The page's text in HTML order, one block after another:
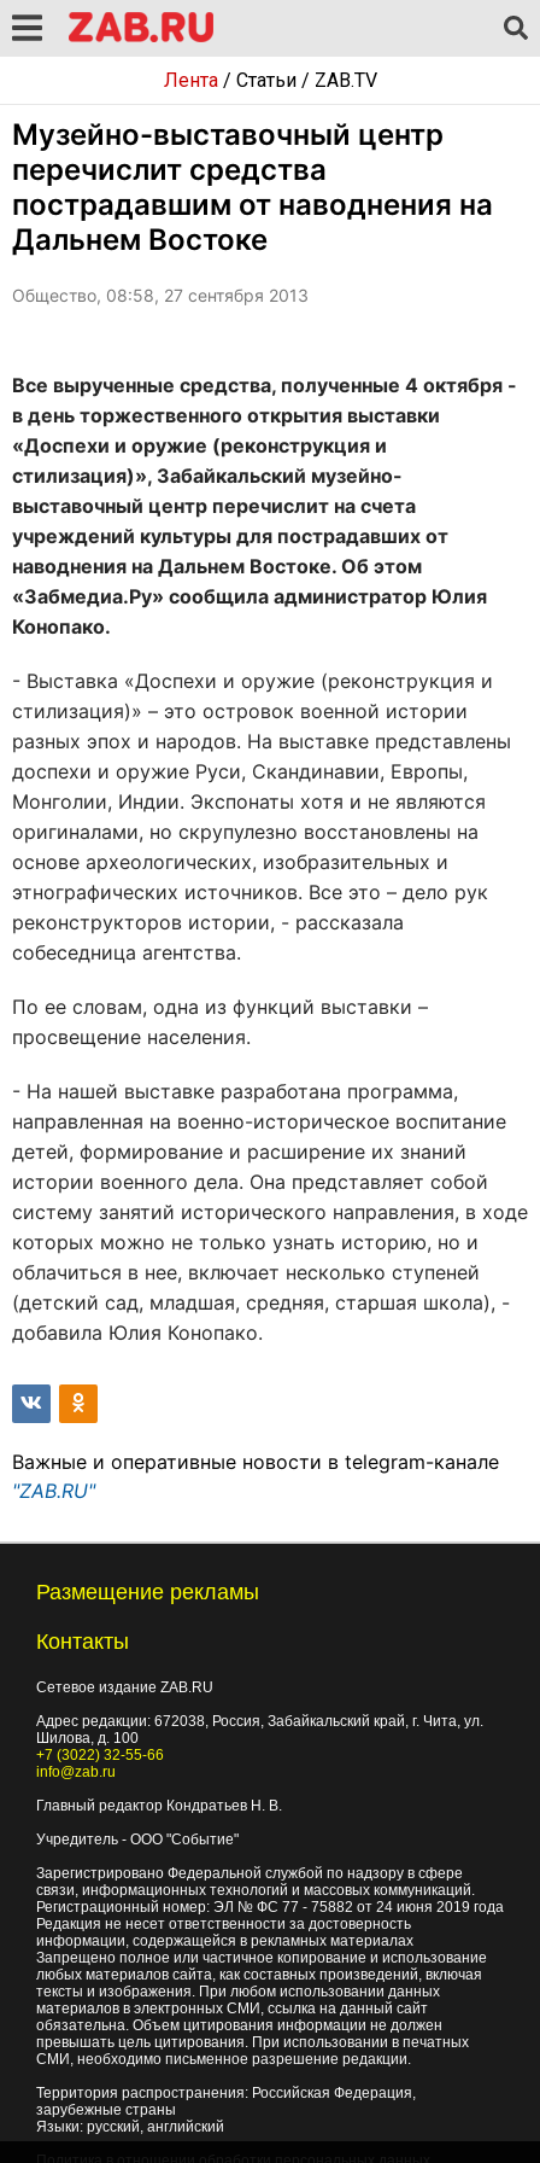
Лента/ Статьи/ ZAB.TV
Музейно-выставочный центр
перечислит средства
пострадавшим от наводнения на
Дальнем Востоке
Общество, 08:58, 27 сентября 2013
Все вырученные средства, полученные 4 октября -
в день торжественного открытия выставки
«Доспехи и оружие (реконструкция и
стилизация)», Забайкальский музейно-
выставочный центр перечислит на счета
учреждений культуры для пострадавших от
наводнения на Дальнем Востоке. Об этом
«Забмедиа.Ру» сообщила администратор Юлия
Конопако.
- Выставка «Доспехи и оружие (реконструкция и
стилизация)» – это островок военной истории
разных эпох и народов. На выставке представлены
доспехи и оружие Руси, Скандинавии, Европы,
Монголии, Индии. Экспонаты хотя и не являются
оригиналами, но скрупулезно восстановлены на
основе археологических, изобразительных и
этнографических источников. Все это – дело рук
реконструкторов истории, - рассказала
собеседница агентства.
По ее словам, одна из функций выставки –
просвещение населения.
- На нашей выставке разработана программа,
направленная на военно-историческое воспитание
детей, формирование и расширение их знаний
истории военного дела. Она представляет собой
систему занятий исторического направления, в ходе
которых можно не только узнать историю, но и
облачиться в нее, включает несколько ступеней
(детский сад, младшая, средняя, старшая школа), -
добавила Юлия Конопако.
Важные и оперативные новости в telegram-канале
"ZAB.RU"
Размещение рекламы
Контакты
Сетевое издание ZAB.RU
Адрес редакции: 672038, Россия, Забайкальский край, г. Чита, ул.
Шилова, д. 100
+7 (3022) 32-55-66
info@zab.ru
Главный редактор Кондратьев Н. В.
Учредитель - ООО "Событие"
Зарегистрировано Федеральной службой по надзору в сфере
связи, информационных технологий и массовых коммуникаций.
Регистрационный номер: ЭЛ № ФС 77 - 75882 от 24 июня 2019 года
Редакция не несет ответственности за достоверность
информации, содержащейся в рекламных материалах
Запрещено полное или частичное копирование и использование
любых материалов сайта, как составных произведений, включая
тексты и изображения. При любом использовании данных
материалов в электронных СМИ, ссылка на данный сайт
обязательна. Объем цитирования информации не должен
превышать цель цитирования. При использовании в печатных
СМИ, необходимо письменное разрешение редакции.
Территория распространения: Российская Федерация,
зарубежные страны
Языки: русский, английский